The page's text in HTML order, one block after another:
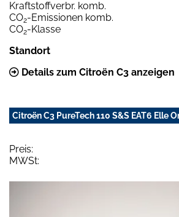
Kraftstoffverbr. komb.
CO2-Emissionen komb.
CO2-Klasse
Standort
Details zum Citroën C3 anzeigen
Citroën C3 PureTech 110 S&S EAT6 Elle
Preis:
MWSt: